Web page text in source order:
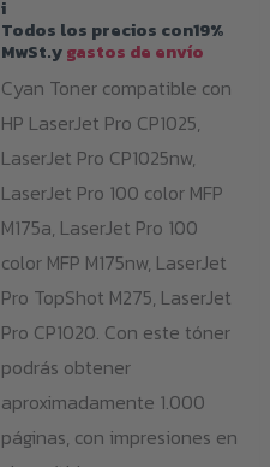
i
Todos los precios con19%
MwSt.ygastos de envío
Cyan Toner compatible con
HP LaserJet Pro CP1025,
LaserJet Pro CP1025nw,
LaserJet Pro 100 color MFP
M175a, LaserJet Pro 100
color MFP M175nw, LaserJet
Pro TopShot M275, LaserJet
Pro CP1020. Con este tóner
podrás obtener
aproximadamente 1.000
páginas, con impresiones en